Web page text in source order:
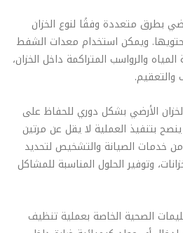
بطرق متعددة وفقًا لنوع الخزان
ويمكن استخدام معدات الشفط
المياه والرواسب المتراكمة داخل الخزان،
والتعقيم.
الأرضي بشكل دوري للحفاظ على
بتنفيذ العملية لا يقل عن مرتين
خدمات الصيانة والتشخيص لتحديد
وتوفير الحلول المناسبة للمشاكل
الصحية الخاصة بعملية تنظيف